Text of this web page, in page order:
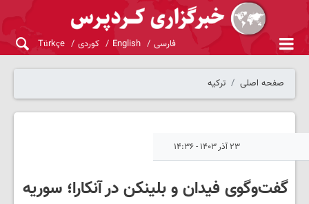
فارسی English کوردی Türkçe
صفحه اصلی ترکیه
۲۳ آذر ۱۴۰۳ - ۱۴:۳۶
گفت‌وگوی فیدان و بلینکن در آنکارا؛ سوریه